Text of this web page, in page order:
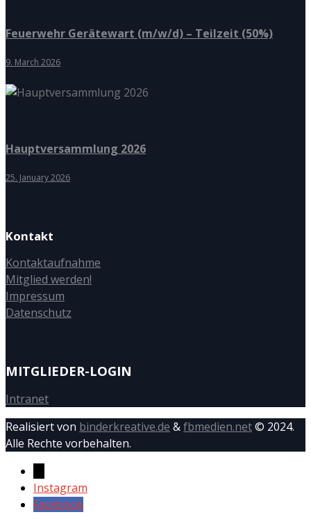
Feuerwehr Gerätewart (m/w/d) – Teilzeit (50%)
9. March 2026
Hauptversammlung 2026
25. January 2026
Kontakt
Kontaktaufnahme
Mitglied werden!
Impressum
Datenschutz
MITGLIEDER-LOGIN
Intranet
Realisiert von binderkreative.de &fbmedien.net© 2024.
Alle Rechte vorbehalten.
Instagram
Facebook